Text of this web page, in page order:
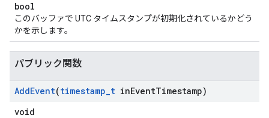
bool
このバッファで UTC タイムスタンプが初期化されているかどう
かを示します。
パブリック関数
AddEvent(timestamp_t inEventTimestamp)
void